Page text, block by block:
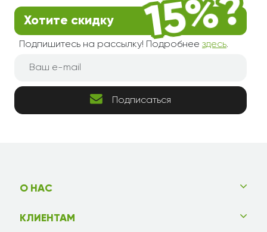
Хотите скидку
Подпишитесь на рассылку! Подробнее здесь.
Подписаться
О НАС
КЛИЕНТАМ